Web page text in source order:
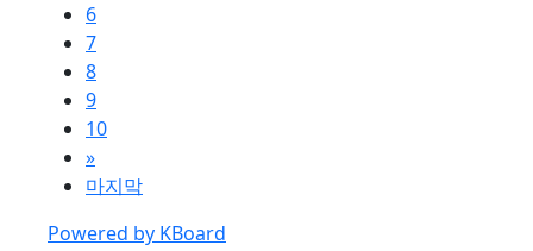
6
7
8
9
10
»
마지막
Powered by KBoard